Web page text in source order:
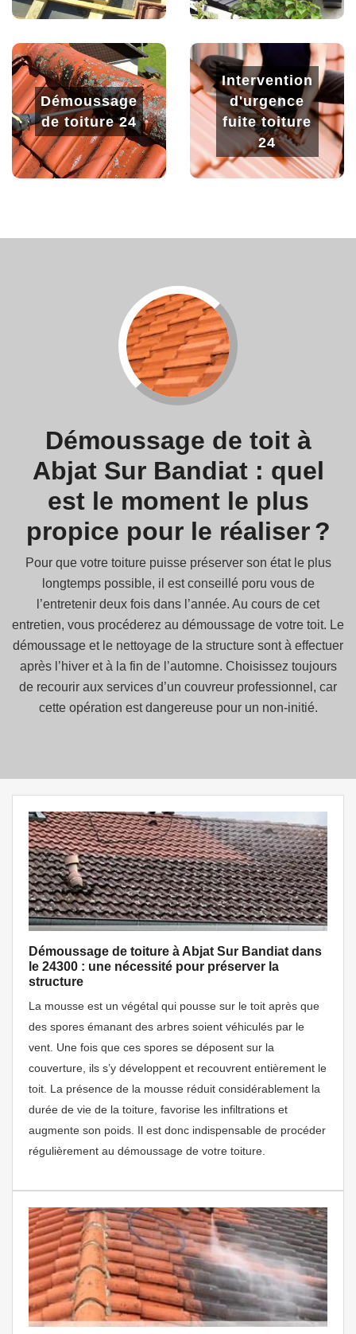
Démoussage
de toiture 24
Intervention
d'urgence
fuite toiture
24
Démoussage de toit à
Abjat Sur Bandiat : quel
est le moment le plus
propice pour le réaliser ?
Pour que votre toiture puisse préserver son état le plus
longtemps possible, il est conseillé poru vous de
l’entretenir deux fois dans l’année. Au cours de cet
entretien, vous procéderez au démoussage de votre toit. Le
démoussage et le nettoyage de la structure sont à effectuer
après l’hiver et à la fin de l’automne. Choisissez toujours
de recourir aux services d’un couvreur professionnel, car
cette opération est dangereuse pour un non-initié.
Démoussage de toiture à Abjat Sur Bandiat dans
le 24300 : une nécessité pour préserver la
structure
La mousse est un végétal qui pousse sur le toit après que
des spores émanant des arbres soient véhiculés par le
vent. Une fois que ces spores se déposent sur la
couverture, ils s’y développent et recouvrent entièrement le
toit. La présence de la mousse réduit considérablement la
durée de vie de la toiture, favorise les infiltrations et
augmente son poids. Il est donc indispensable de procéder
régulièrement au démoussage de votre toiture.